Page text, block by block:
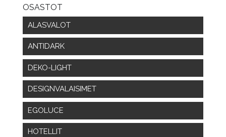
OSASTOT
ALASVALOT
ANTIDARK
DEKO-LIGHT
DESIGNVALAISIMET
EGOLUCE
HOTELLIT